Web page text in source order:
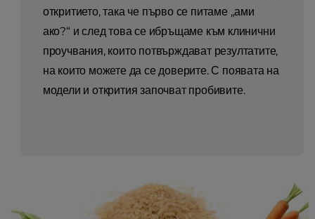
откритието, така че първо се питаме „ами
ако?“ и след това се ибръщаме към клинични
проучвания, които потвърждават резултатите,
на които можете да се доверите. С появата на
модели и открития започват пробивите.